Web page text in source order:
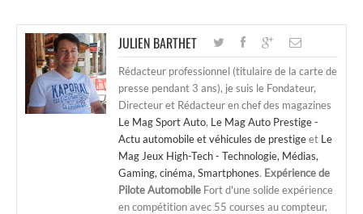
JULIEN BARTHET
Rédacteur professionnel (titulaire de la carte de
presse pendant 3 ans), je suis le Fondateur,
Directeur et Rédacteur en chef des magazines
Le Mag Sport Auto, Le Mag Auto Prestige -
Actu automobile et véhicules de prestigeet Le
Mag Jeux High-Tech - Technologie, Médias,
Gaming, cinéma, Smartphones. Expérience de
Pilote Automobile Fort d'une solide expérience
en compétition avec 55 courses au compteur,